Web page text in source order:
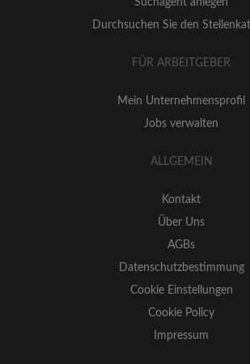
Suchagent anlegen
Durchsuchen Sie den
FÜR ARBEITGEBER
Mein Unternehmensprofil
Jobs verwalten
ALLGEMEIN
Kontakt
Über Uns
AGBs
Datenschutzbestimmung
Cookie Einstellungen
Cookie Policy
Impressum